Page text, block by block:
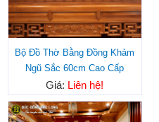
Bộ Đồ Thờ Bằng Đồng Khảm
Ngũ Sắc 60cm Cao Cấp
Giá: Liên hệ!